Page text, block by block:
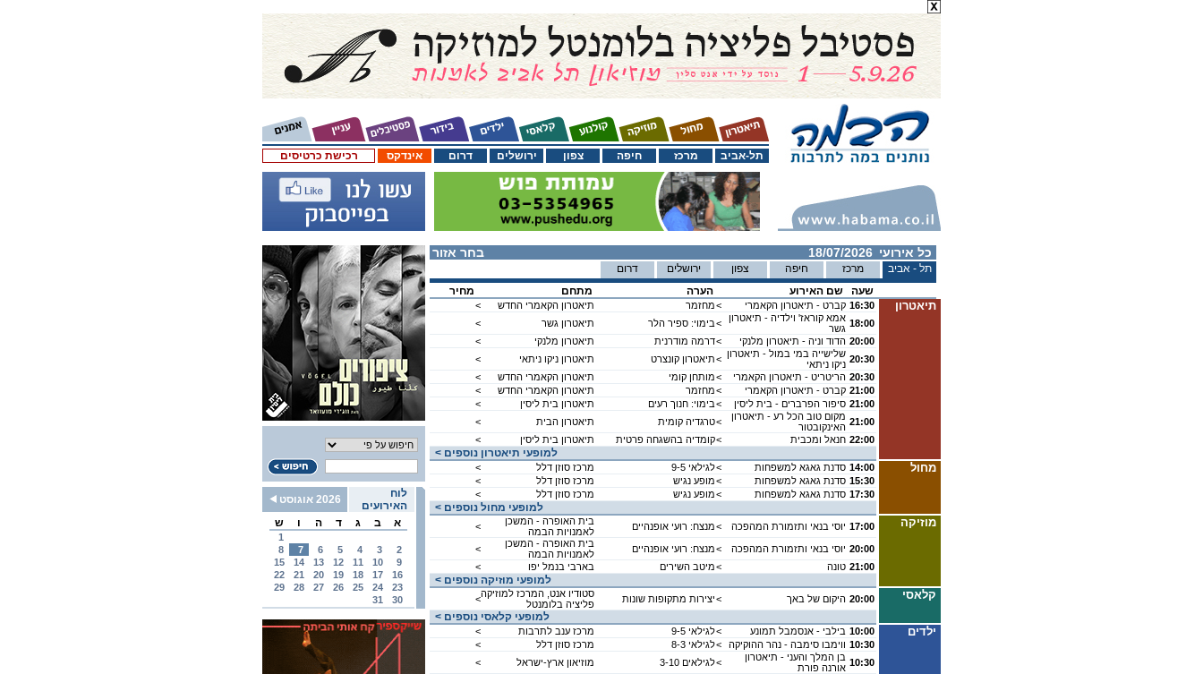
רכישת כרטיסים אינדקס דרום ירושלים צפון חיפה מרכז תל-אביב
לוח
האירועים
2026 אוגוסט
א
ב ג ד ה ו ש
1
2
3
4
5
6
7
8
9
10
11
12
13
14
15
16
17
18
19
20
21
22
23
24
25
26
27
28
29
30
31
בחר אזור כל אירועי
דרום ירושלים צפון חיפה מרכז
תל - אביב
מחיר
מתחם הערה שם האירוע שעה
< תיאטרון הקאמרי החדש מחזמר< קברט - תיאטרון הקאמרי 16:30 תיאטרון
< תיאטרון גשר בימוי: ספיר הלר<
אמא קוראז' וילדיה - תיאטרון
גשר 18:00
<
תיאטרון מלנקי דרמה מודרנית< הדוד וניה - תיאטרון מלנקי 20:00
<
תיאטרון ניקו ניתאי תיאטרון קונצרט< שלישייה במי במול - תיאטרון
ניקו ניתאי 20:30
<
תיאטרון הקאמרי החדש מותחן קומי< הריטריט - תיאטרון הקאמרי 20:30
<
תיאטרון הקאמרי החדש מחזמר< קברט - תיאטרון הקאמרי 21:00
<
תיאטרון בית ליסין בימוי: חנוך רעים< סיפור הפרברים - בית ליסין 21:00
<
תיאטרון הבית טרגדיה קומית<
מקום טוב הכל רע - תיאטרון
האינקובטור 21:00
<
תיאטרון בית ליסין קומדיה בהשגחה פרטית< חנאל ומכבית 22:00
< למופעי תיאטרון נוספים
< מרכז סוזן דלל לגילאי 9-5< סדנת גאגא למשפחות 14:00 מחול
< מרכז סוזן דלל מופע נגיש< סדנת גאגא למשפחות 15:30
<
מרכז סוזן דלל מופע נגיש< סדנת גאגא למשפחות 17:30
< למופעי מחול נוספים
<
בית האופרה - המשכן
לאמנויות הבמה
מנצח: רועי אופנהיים< יוסי בנאי ותזמורת המהפכה 17:00 מוזיקה
<
בית האופרה - המשכן
לאמנויות הבמה
מנצח: רועי אופנהיים< יוסי בנאי ותזמורת המהפכה 20:00
<
בארבי בנמל יפו מיטב השירים< טונה 21:00
< למופעי מוזיקה נוספים
<סטודיו אנט, המרכז למוזיקה
פליציה בלומנטל
יצירות מתקופות שונות< היקום של באך 20:00 קלאסי
< למופעי קלאסי נוספים
< מרכז ענב לתרבות לגילאי 9-5< בילבי - אנסמבל תמונע 10:00 ילדים
< מרכז סוזן דלל לגילאי 8-3< ווימבו סימבה - נהר ההוקיקה 10:30
<
מוזיאון ארץ-ישראל לגילאים 3-10<
בן המלך והעני - תיאטרון
אורנה פורת 10:30